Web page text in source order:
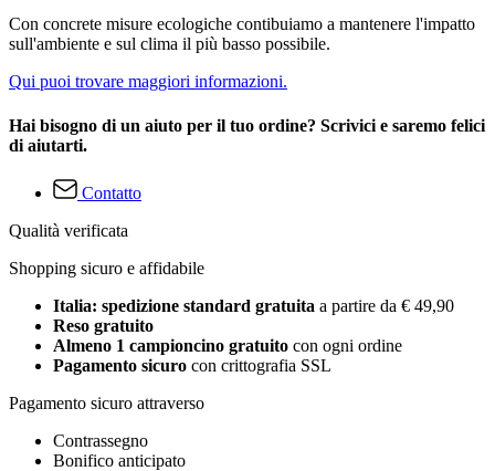
Con concrete misure ecologiche contibuiamo a mantenere l'impatto
sull'ambiente e sul clima il più basso possibile.
Qui puoi trovare maggiori informazioni.
Hai bisogno di un aiuto per il tuo ordine? Scrivici e saremo felici
di aiutarti.
Contatto
Qualità verificata
Shopping sicuro e affidabile
Italia: spedizione standard gratuita a partire da € 49,90
Reso gratuito
Almeno 1 campioncino gratuito con ogni ordine
Pagamento sicuro con crittografia SSL
Pagamento sicuro attraverso
Contrassegno
Bonifico anticipato